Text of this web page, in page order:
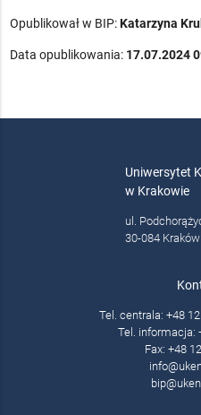
Opublikował w BIP:Katarzyna
Data opublikowania: 17.07.2024
Uniwersytet
w Krakowie
ul.
30-084 Kraków
Tel. centrala: +48
Tel. informacja:
Fax: +48